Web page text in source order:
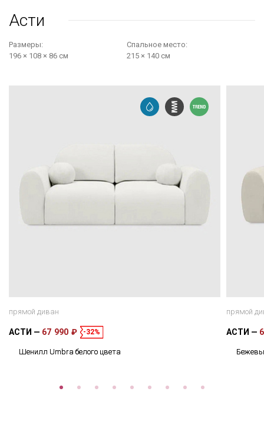
Асти
Размеры:
196 × 108 × 86 см
Cпальное место:
215 × 140 см
прямой диван
АСТИ 67 990 ₽ -32%
Шенилл Umbra белого цвета
прямой
АСТИ